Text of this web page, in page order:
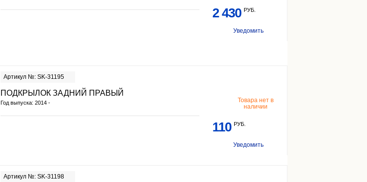
2 430 РУБ.
Уведомить
Артикул №: SK-31195
ПОДКРЫЛОК ЗАДНИЙ ПРАВЫЙ
Год выпуска: 2014 -
Товара нет в
наличии
110 РУБ.
Уведомить
Артикул №: SK-31198